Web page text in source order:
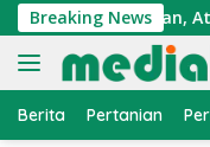
Langsung
ke
konten
Breaking News
Nelayan,
Berita Pertanian